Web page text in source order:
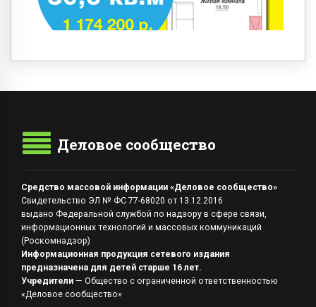
Деловое сообщество
Средство массовой информации «Деловое сообщество»
Свидетельство ЭЛ № ФС 77-68020 от 13.12.2016
выдано Федеральной службой по надзору в сфере связи,
информационных технологий и массовых коммуникаций
(Роскомнадзор)
Информационная продукция сетевого издания
предназначена для детей старше 16 лет.
Учредители — Общество с ограниченной ответственностью
«Деловое сообщество»